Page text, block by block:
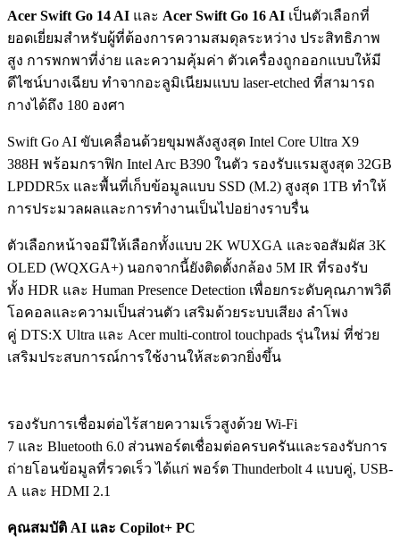
Acer Swift Go 14 AI และ Acer Swift Go 16 AI เป็นตัวเลือกที่
ยอดเยี่ยมสำหรับผู้ที่ต้องการความสมดุลระหว่าง ประสิทธิภาพ
สูง การพกพาที่ง่าย และความคุ้มค่า ตัวเครื่องถูกออกแบบให้มี
ดีไซน์บางเฉียบ ทำจากอะลูมิเนียมแบบ laser-etched ที่สามารถ
กางได้ถึง 180 องศา
Swift Go AI ขับเคลื่อนด้วยขุมพลังสูงสุด Intel Core Ultra X9
388H พร้อมกราฟิก Intel Arc B390 ในตัว รองรับแรมสูงสุด 32GB
LPDDR5x และพื้นที่เก็บข้อมูลแบบ SSD (M.2) สูงสุด 1TB ทำให้
การประมวลผลและการทำงานเป็นไปอย่างราบรื่น
ตัวเลือกหน้าจอมีให้เลือกทั้งแบบ 2K WUXGA และจอสัมผัส 3K
OLED (WQXGA+) นอกจากนี้ยังติดตั้งกล้อง 5M IR ที่รองรับ
ทั้ง HDR และ Human Presence Detection เพื่อยกระดับคุณภาพวิดี
โอคอลและความเป็นส่วนตัว เสริมด้วยระบบเสียง ลำโพง
คู่ DTS:X Ultra และ Acer multi-control touchpads รุ่นใหม่ ที่ช่วย
เสริมประสบการณ์การใช้งานให้สะดวกยิ่งขึ้น
รองรับการเชื่อมต่อไร้สายความเร็วสูงด้วย Wi-Fi
7 และ Bluetooth 6.0 ส่วนพอร์ตเชื่อมต่อครบครันและรองรับการ
ถ่ายโอนข้อมูลที่รวดเร็ว ได้แก่ พอร์ต Thunderbolt 4 แบบคู่, USB-
A และ HDMI 2.1
คุณสมบัติ AI และ Copilot+ PC